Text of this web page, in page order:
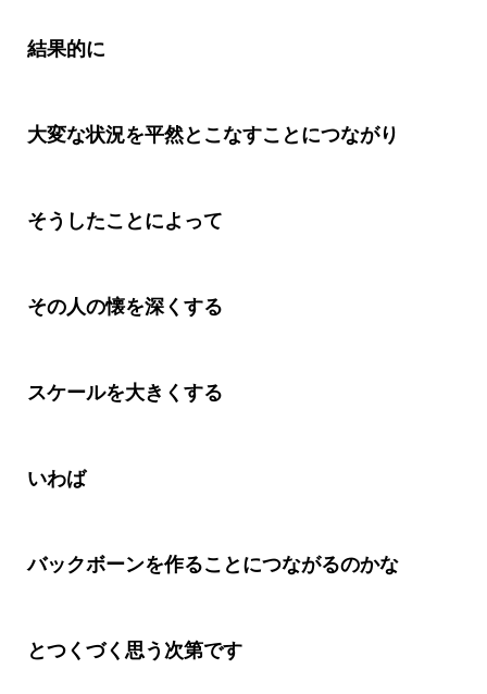
結果的に
大変な状況を平然とこなすことにつながり
そうしたことによって
その人の懐を深くする
スケールを大きくする
いわば
バックボーンを作ることにつながるのかな
とつくづく思う次第です